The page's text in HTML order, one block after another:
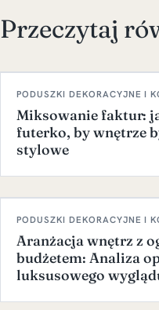
Przeczytaj
PODUSZKI DEKORACYJNE I
Miksowanie faktur:
futerko, by wnętrze
stylowe
PODUSZKI DEKORACYJNE I
Aranżacja wnętrz z
budżetem: Analiza
luksusowego